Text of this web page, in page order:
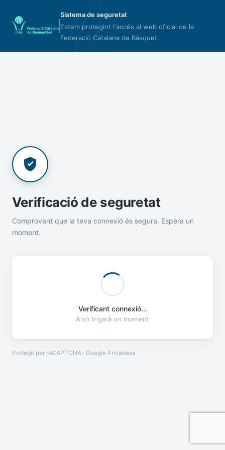
Sistema de seguretat
Estem protegint l'accés al web oficial de la
Federació Catalana de Bàsquet.
Verificació de seguretat
Comprovant que la teva connexió és segura. Espera un
moment.
Verificant connexió...
Això trigarà un moment
Protegit per reCAPTCHA · Google Privadesa